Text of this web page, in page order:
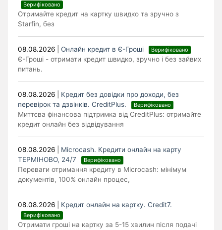
Верифіковано
Отримайте кредит на картку швидко та зручно з
Starfin, без
08.08.2026 |Онлайн кредит в Є-Гроші Верифіковано
Є-Гроші - отримати кредит швидко, зручно і без зайвих
питань.
08.08.2026
Кредит без довідки про доходи, без
перевірок та дзвінків. CreditPlus.
Верифіковано
Миттєва фінансова підтримка від CreditPlus: отримайте
кредит онлайн без відвідування
08.08.2026
Microcash. Кредити онлайн на карту
ТЕРМІНОВО, 24/7
Верифіковано
Переваги отримання кредиту в Microcash: мінімум
документів, 100% онлайн процес,
08.08.2026 Кредит онлайн на картку. Credit7.
Верифіковано
Отримати гроші на картку за 5-15 хвилин після подачі